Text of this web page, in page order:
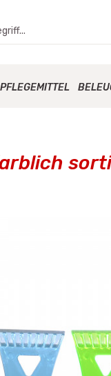
PFLEGEMITTEL